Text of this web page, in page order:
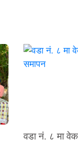
वडा नं. ८ मा